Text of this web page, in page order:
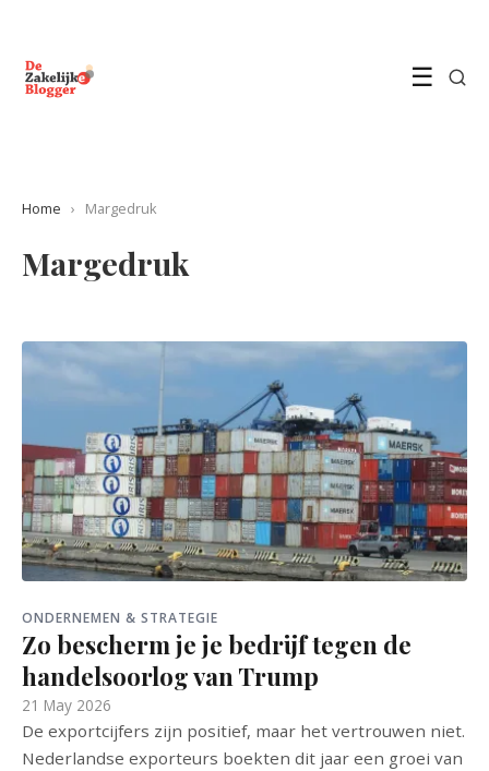
☰
Home › Margedruk
Margedruk
ONDERNEMEN & STRATEGIE
Zo bescherm je je bedrijf tegen de
handelsoorlog van Trump
21 May 2026
De exportcijfers zijn positief, maar het vertrouwen niet.
Nederlandse exporteurs boekten dit jaar een groei van